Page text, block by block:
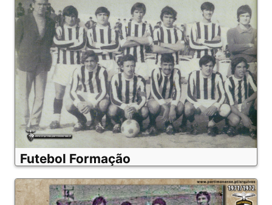
Futebol Formação